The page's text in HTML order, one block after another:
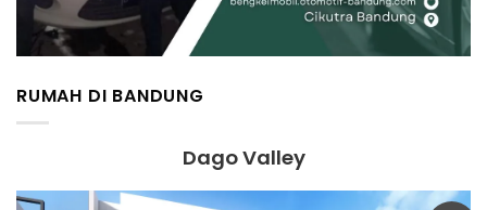
RUMAH DI BANDUNG
Dago Valley